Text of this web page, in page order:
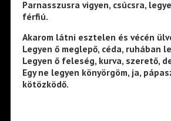
Parnasszusra vigyen, csúcsra,
férfiú.
Akarom látni esztelen és vécén
Legyen ő meglepő, céda, ruhában
Legyen ő feleség, kurva, szerető,
Egy ne legyen könyörgöm, ja,
kötözködő.